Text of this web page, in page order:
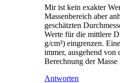
Mir ist kein exakter
Massenbereich aber
geschätzten
Werte für die mittlere
g/cm³) eingrenzen.
immer, ausgehend von
Berechnung der Masse
Antworten